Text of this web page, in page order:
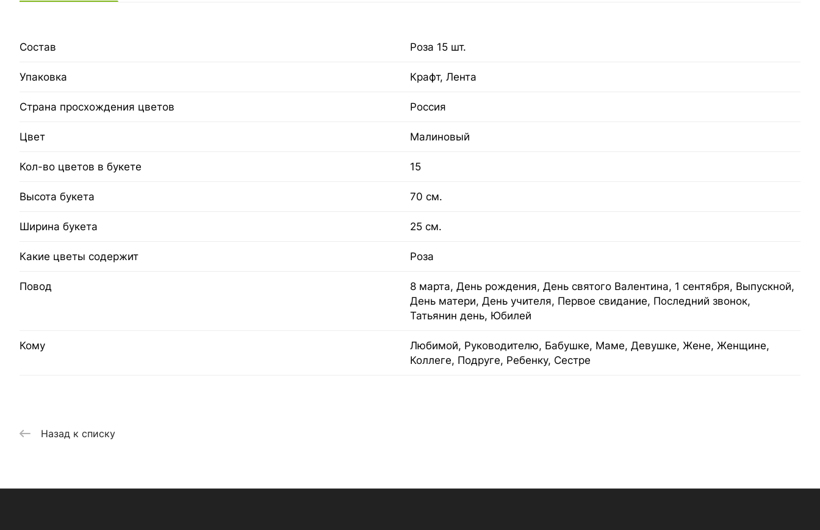
Состав Роза 15 шт.
Упаковка Крафт, Лента
Страна просхождения цветов Россия
Цвет Малиновый
Кол-во цветов в букете 15
Высота букета 70 см.
Ширина букета 25 см.
Какие цветы содержит Роза
Повод
8 марта, День рождения, День святого Валентина, 1 сентября, Выпускной,
День матери, День учителя, Первое свидание, Последний звонок,
Татьянин день, Юбилей
Кому
Любимой, Руководителю, Бабушке, Маме, Девушке, Жене, Женщине,
Коллеге, Подруге, Ребенку, Сестре
Назад к списку